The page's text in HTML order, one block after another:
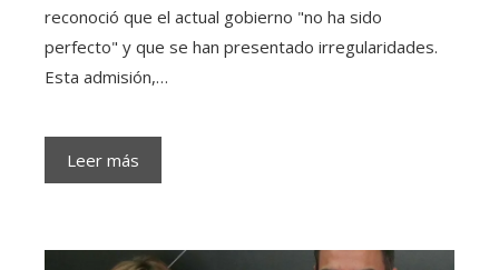
reconoció que el actual gobierno "no ha sido
perfecto" y que se han presentado irregularidades.
Esta admisión,…
Leer más